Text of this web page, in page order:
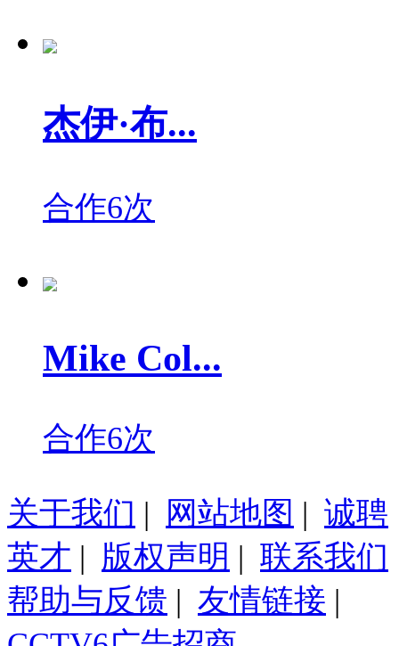
杰伊·布...
合作6次
Mike Col...
合作6次
关于我们 | 网站地图 | 诚聘
英才 | 版权声明 | 联系我们
帮助与反馈 | 友情链接 |